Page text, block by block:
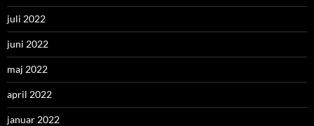
juli 2022
juni 2022
maj 2022
april 2022
januar 2022